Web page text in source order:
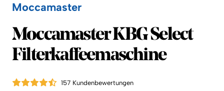
Moccamaster
Moccamaster
Moccamaster KBG Select
Filterkaffeemaschine
157 Kundenbewertungen